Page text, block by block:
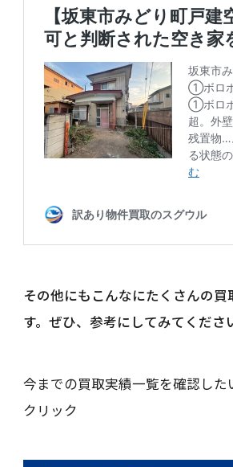
その他にもこんなにたくさんの買
す。ぜひ、参考にしてみてくださ
今までの買取実績一覧を確認した
クリック